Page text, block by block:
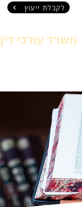
לקבלת ייעוץ
עורכי דין